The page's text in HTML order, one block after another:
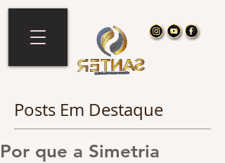
Posts Em Destaque
Por que a Simetria